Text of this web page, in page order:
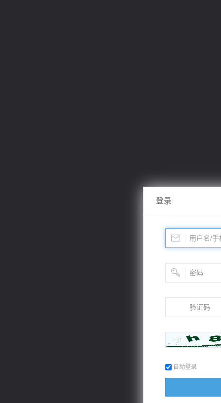
登录
自动登录